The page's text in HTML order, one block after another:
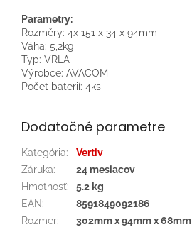
Parametry:
Rozměry: 4x 151 x 34 x 94mm
Váha: 5,2kg
Typ: VRLA
Výrobce: AVACOM
Počet baterií: 4ks
Dodatočné parametre
Kategória:
Vertiv
Záruka:
24 mesiacov
Hmotnosť:
5.2 kg
EAN:
8591849092186
Rozmer: 302mm x 94mm x 68mm